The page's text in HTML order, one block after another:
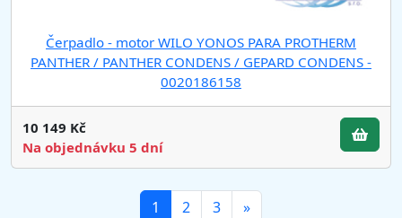
Čerpadlo - motor WILO YONOS PARA PROTHERM
PANTHER / PANTHER CONDENS / GEPARD CONDENS -
0020186158
10 149 Kč
Na objednávku 5 dní
1 (current)
2 3 »